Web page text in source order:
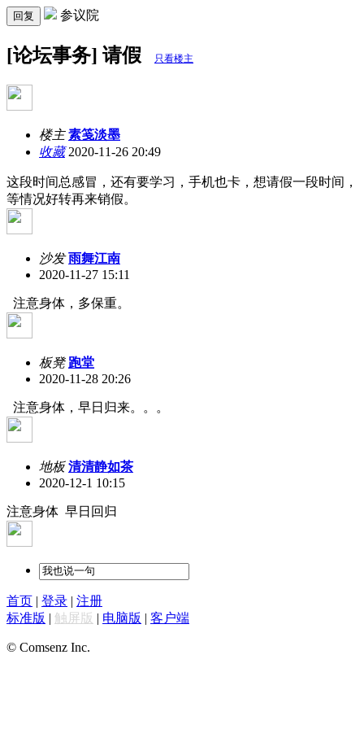
回复 参议院
[论坛事务] 请假 只看楼主
楼主 素笺淡墨
收藏2020-11-26 20:49
这段时间总感冒，还有要学习，手机也卡，想请假一段时间，
等情况好转再来销假。
沙发 雨舞江南
2020-11-27 15:11
注意身体，多保重。
板凳 跑堂
2020-11-28 20:26
注意身体，早日归来。。。
地板 清清静如茶
2020-12-1 10:15
注意身体 早日回归
首页 | 登录 | 注册
标准版 | 触屏版 | 电脑版 | 客户端
© Comsenz Inc.